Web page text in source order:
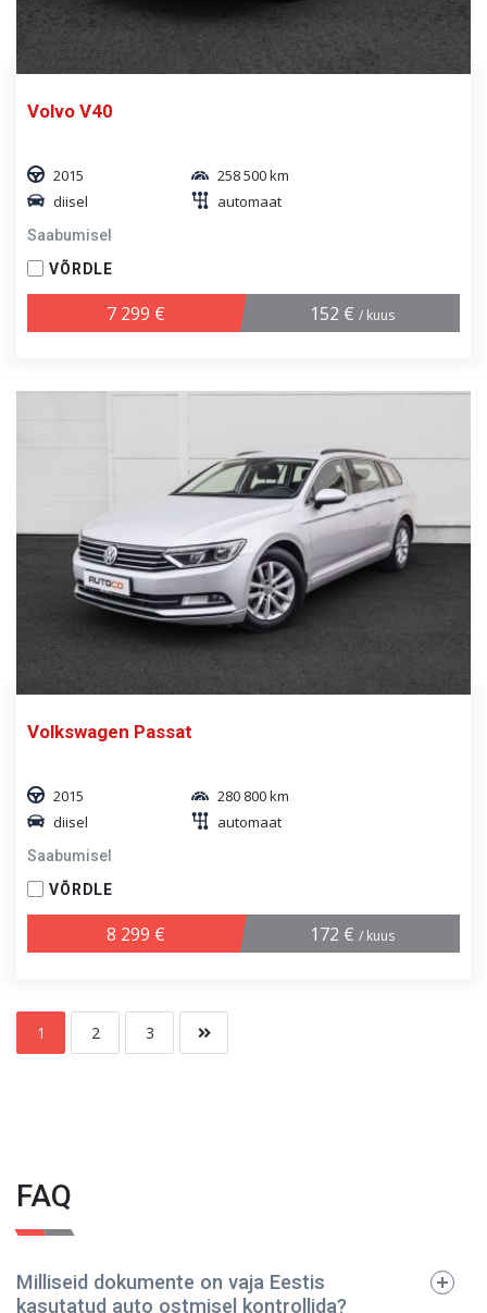
Volvo V40
2015
258 500 km
diisel
automaat
Saabumisel
VÕRDLE
7 299 € 152 € / kuus
Volkswagen Passat
2015
280 800 km
diisel
automaat
Saabumisel
VÕRDLE
8 299 € 172 € / kuus
1 2 3
FAQ
Milliseid dokumente on vaja Eestis
kasutatud auto ostmisel kontrollida?